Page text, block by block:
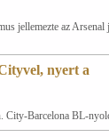
jellemezte az Arsenal
nyert a
City-Barcelona BL-